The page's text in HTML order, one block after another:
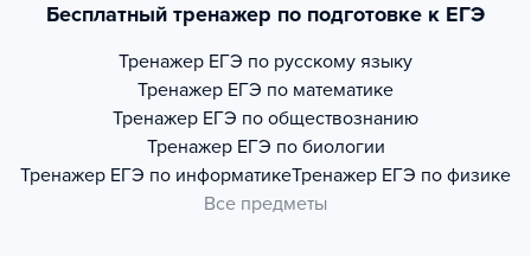
Бесплатный тренажер по подготовке к ЕГЭ
Тренажер ЕГЭ по русскому языку
Тренажер ЕГЭ по математике
Тренажер ЕГЭ по обществознанию
Тренажер ЕГЭ по биологии
Тренажер ЕГЭ по информатикеТренажер ЕГЭ по физике
Все предметы